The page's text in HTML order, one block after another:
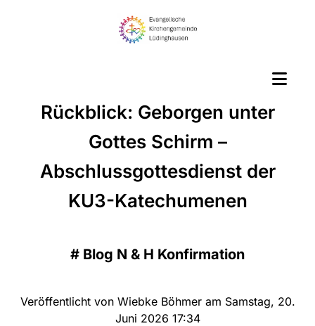
Rückblick: Geborgen unter
Gottes Schirm –
Abschlussgottesdienst der
KU3-Katechumenen
# Blog N & H Konfirmation
Veröffentlicht von Wiebke Böhmer am Samstag, 20.
Juni 2026 17:34